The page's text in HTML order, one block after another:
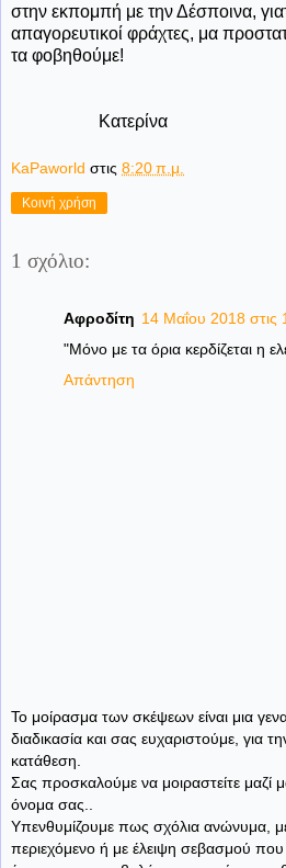
στην εκπομπή με την Δέσποινα,
απαγορευτικοί φράχτες, μα
τα φοβηθούμε!
Κατερίνα
KaPaworld στις 8:20 π.μ.
Κοινή χρήση
1 σχόλιο:
Αφροδίτη 14 Μαΐου 2018 στις
"Μόνο με τα όρια κερδίζεται η
Απάντηση
Το μοίρασμα των σκέψεων είναι μια
διαδικασία και σας ευχαριστούμε, για
κατάθεση.
Σας προσκαλούμε να μοιραστείτε μαζί
όνομα σας..
Υπενθυμίζουμε πως σχόλια ανώνυμα,
περιεχόμενο ή με έλειψη σεβασμού